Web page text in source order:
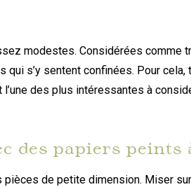
modestes. Considérées comme
s’y sentent confinées. Pour cela,
des plus intéressantes à
des papiers peints
pièces de petite dimension. Miser